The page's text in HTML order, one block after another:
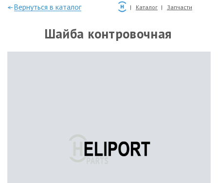
—Вернуться в каталог Каталог Запчасти
Шайба контровочная